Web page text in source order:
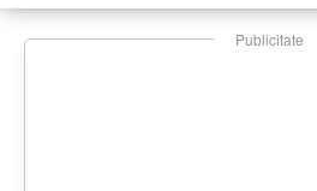
Publicitate